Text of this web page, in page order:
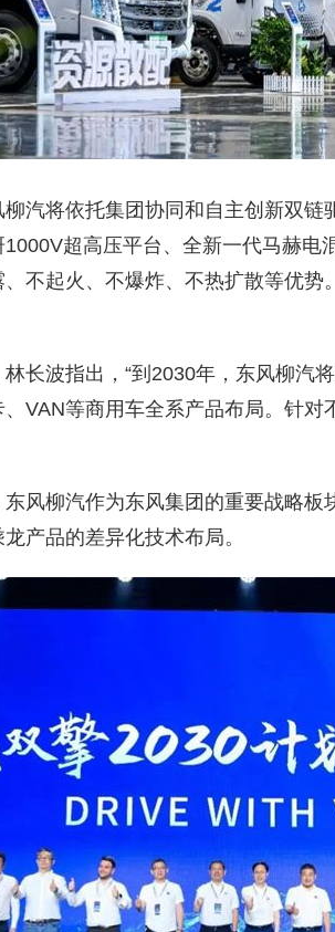
汽将依托集团协同和自主创新双
1000V超高压平台、全新一代马赫
不起火、不爆炸、不热扩散等优
长波指出，“到2030年，东风柳汽
VAN等商用车全系产品布局。针
风柳汽作为东风集团的重要战略
产品的差异化技术布局。